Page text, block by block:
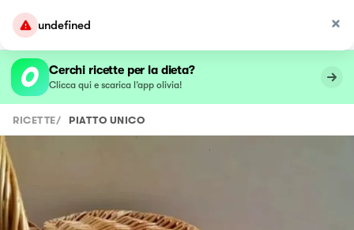
undefined
Cerchi ricette per la dieta?
Clicca qui e scarica l’app olivia!
RICETTE/ PIATTO UNICO